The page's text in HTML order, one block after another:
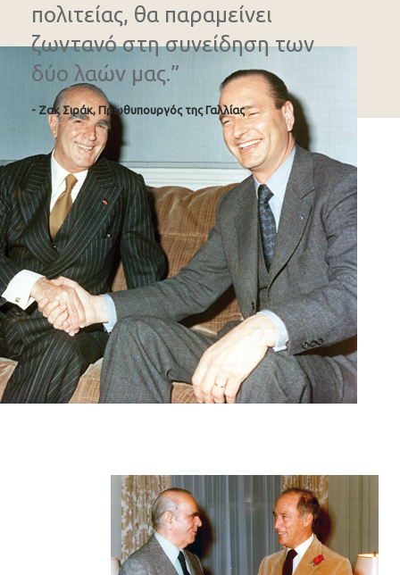
πολιτείας, θα παραμείνει
ζωντανό στη συνείδηση των
δύο λαών μας.”
- Ζακ Σιράκ, Πρωθυπουργός της Γαλλίας